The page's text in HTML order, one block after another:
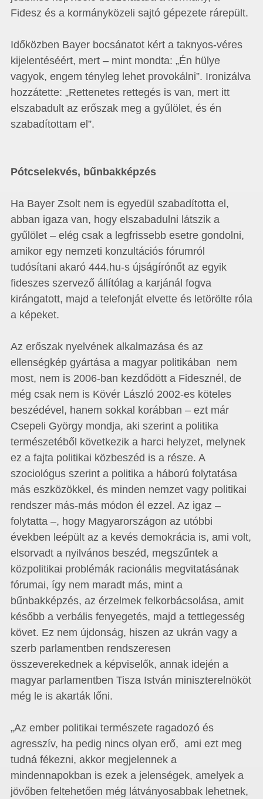
Fidesz és a kormányközeli sajtó gépezete rárepült.
Időközben Bayer bocsánatot kért a taknyos-véres
kijelentéséért, mert – mint mondta: „Én hülye
vagyok, engem tényleg lehet provokálni”. Ironizálva
hozzátette: „Rettenetes rettegés is van, mert itt
elszabadult az erőszak meg a gyűlölet, és én
szabadítottam el”.
Pótcselekvés, bűnbakképzés
Ha Bayer Zsolt nem is egyedül szabadította el,
abban igaza van, hogy elszabadulni látszik a
gyűlölet – elég csak a legfrissebb esetre gondolni,
amikor egy nemzeti konzultációs fórumról
tudósítani akaró 444.hu-s újságírónőt az egyik
fideszes szervező állítólag a karjánál fogva
kirángatott, majd a telefonját elvette és letörölte róla
a képeket.
Az erőszak nyelvének alkalmazása és az
ellenségkép gyártása a magyar politikában nem
most, nem is 2006-ban kezdődött a Fidesznél, de
még csak nem is Kövér László 2002-es köteles
beszédével, hanem sokkal korábban – ezt már
Csepeli György mondja, aki szerint a politika
természetéből következik a harci helyzet, melynek
ez a fajta politikai közbeszéd is a része. A
szociológus szerint a politika a háború folytatása
más eszközökkel, és minden nemzet vagy politikai
rendszer más-más módon él ezzel. Az igaz –
folytatta –, hogy Magyarországon az utóbbi
években leépült az a kevés demokrácia is, ami volt,
elsorvadt a nyilvános beszéd, megszűntek a
közpolitikai problémák racionális megvitatásának
fórumai, így nem maradt más, mint a
bűnbakképzés, az érzelmek felkorbácsolása, amit
később a verbális fenyegetés, majd a tettlegesség
követ. Ez nem újdonság, hiszen az ukrán vagy a
szerb parlamentben rendszeresen
összeverekednek a képviselők, annak idején a
magyar parlamentben Tisza István miniszterelnököt
még le is akarták lőni.
„Az ember politikai természete ragadozó és
agresszív, ha pedig nincs olyan erő, ami ezt meg
tudná fékezni, akkor megjelennek a
mindennapokban is ezek a jelenségek, amelyek a
jövőben feltehetően még látványosabbak lehetnek,